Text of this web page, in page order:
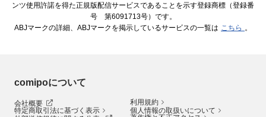
ンツ使用許諾を得た正規版配信サービスであることを示す登録商標（登録番
号 第6091713号）です。
ABJマークの詳細、ABJマークを掲示しているサービスの一覧は こちら 。
comipoについて
会社概要
利用規約
特定商取引法に基づく表示
個人情報の取扱いについて